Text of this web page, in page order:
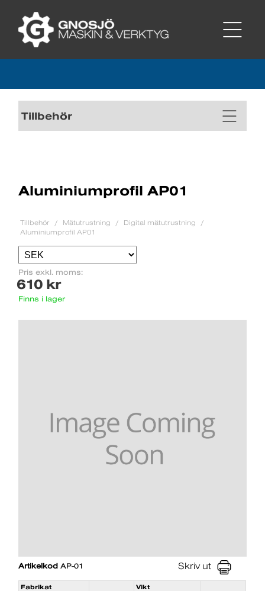
Tillbehör
Aluminiumprofil AP01
Tillbehör Mätutrustning
Digital mätutrustning
Aluminiumprofil AP01
Pris exkl. moms:
610 kr
Finns i lager
Artikelkod AP-01 Skriv ut
Fabrikat
Vikt